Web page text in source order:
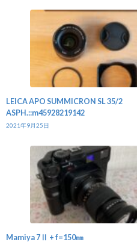
LEICA APO SUMMICRON SL 35/2
ASPH.::m45928219142
2021年9月25日
Mamiya 7Ⅱ + f=150㎜